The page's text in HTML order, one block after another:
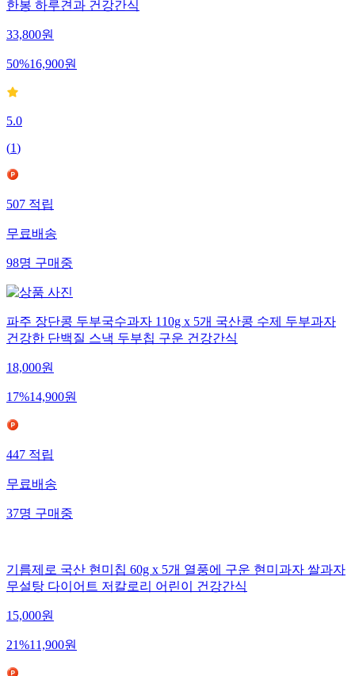
한봉 하루견과 건강간식
33,800원
50%16,900원
5.0
(1)
507적립
무료배송
98명구매중
파주 장단콩 두부국수과자 110g x 5개 국산콩 수제 두부과자
건강한 단백질 스낵 두부칩 구운 건강간식
18,000원
17%14,900원
447적립
무료배송
37명구매중
기름제로 국산 현미칩 60g x 5개 열풍에 구운 현미과자 쌀과자
무설탕 다이어트 저칼로리 어린이 건강간식
15,000원
21%11,900원